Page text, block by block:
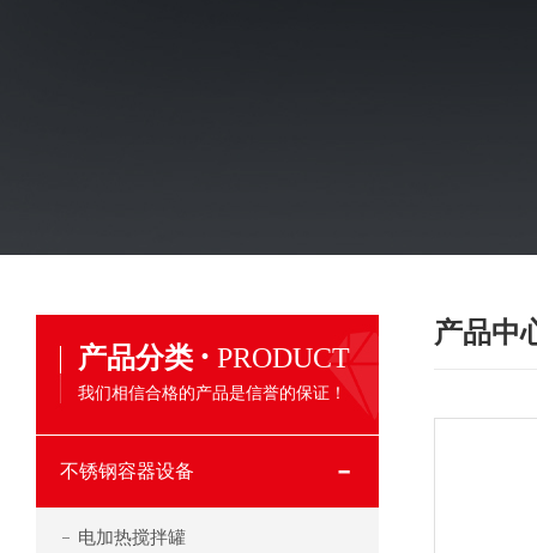
产品分类 · PRODUCT
我们相信合格的产品是信誉的保证！
不锈钢容器设备
电加热搅拌罐
产品中